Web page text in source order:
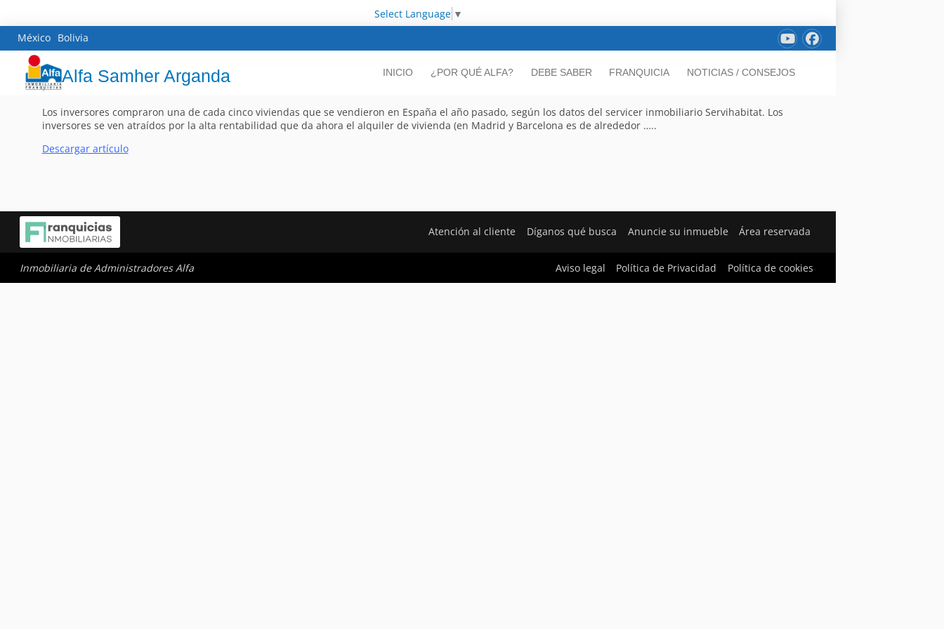
Select Language ▼
México Bolivia
Alfa Samher Arganda INICIO ¿POR QUÉ ALFA? DEBE SABER FRANQUICIA NOTICIAS / CONSEJOS
Los inversores compraron una de cada cinco viviendas que se vendieron en España el año pasado, según los datos del servicer inmobiliario Servihabitat. Los
inversores se ven atraídos por la alta rentabilidad que da ahora el alquiler de vivienda (en Madrid y Barcelona es de alrededor …..
Descargar artículo
Atención al cliente Díganos qué busca Anuncie su inmueble Área reservada
Inmobiliaria de Administradores Alfa Aviso legal Política de Privacidad Política de cookies